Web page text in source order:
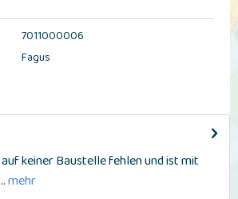
7011000006
Fagus
keiner Baustelle fehlen und ist mit
mehr